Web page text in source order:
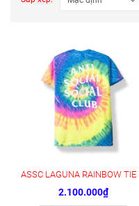
2.100.000₫